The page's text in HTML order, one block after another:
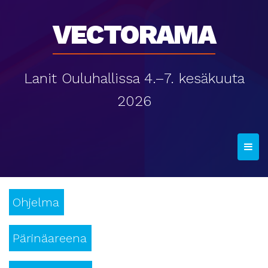
Vectorama
Lanit Ouluhallissa 4.–7. kesäkuuta
2026
T
o
g
Ohjelma
Pärinäareena